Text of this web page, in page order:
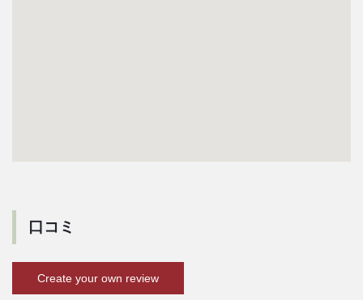
口コミ
Create your own review